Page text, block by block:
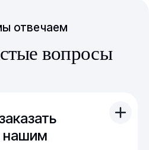
отвечаем
вопросы
нашим